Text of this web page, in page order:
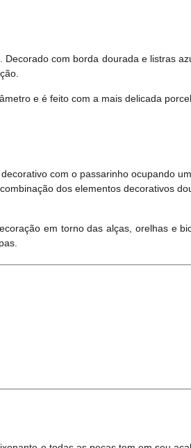
com borda dourada e listras
e é feito com a mais delicada
com o passarinho ocupando
dos elementos decorativos
em torno das alças, orelhas e